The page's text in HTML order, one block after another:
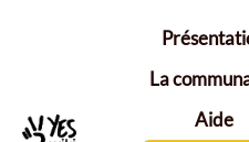
Aller au contenu principal
La
Aide